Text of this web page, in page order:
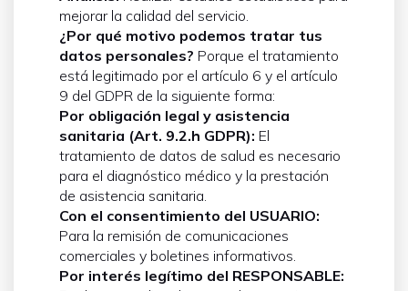
mejorar la calidad del servicio.
¿Por qué motivo podemos tratar tus
datos personales? Porque el tratamiento
está legitimado por el artículo 6 y el artículo
9 del GDPR de la siguiente forma:
Por obligación legal y asistencia
sanitaria (Art. 9.2.h GDPR): El
tratamiento de datos de salud es necesario
para el diagnóstico médico y la prestación
de asistencia sanitaria.
Con el consentimiento del USUARIO:
Para la remisión de comunicaciones
comerciales y boletines informativos.
Por interés legítimo del RESPONSABLE: